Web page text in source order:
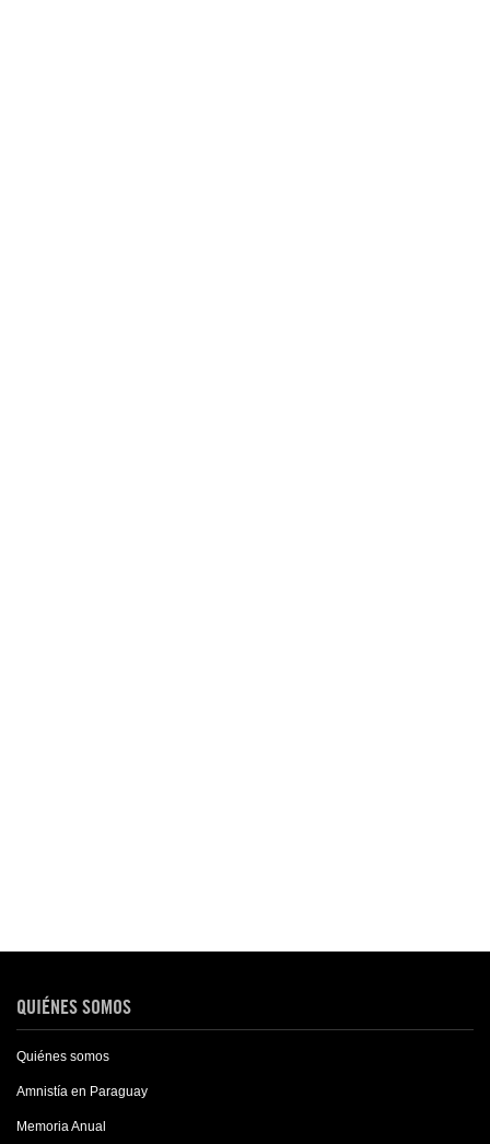
QUIÉNES SOMOS
Quiénes somos
Amnistía en Paraguay
Memoria Anual